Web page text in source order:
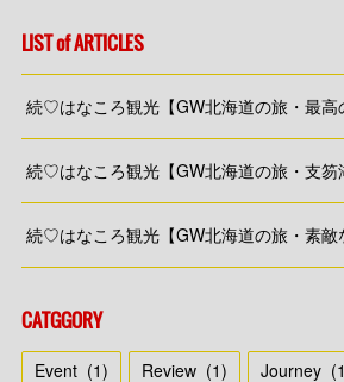
LIST of ARTICLES
続♡はなころ観光【GW北海道の旅・最高
続♡はなころ観光【GW北海道の旅・支笏
続♡はなころ観光【GW北海道の旅・素敵
CATGGORY
Event (1) Review (1) Journey (